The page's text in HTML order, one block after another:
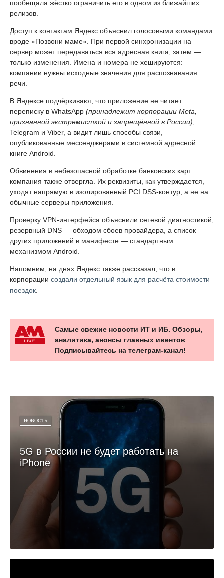
пообещала жёстко ограничить его в одном из ближайших
релизов.
Доступ к контактам Яндекс объяснил голосовыми командами
вроде «Позвони маме». При первой синхронизации на
сервер может передаваться вся адресная книга, затем —
только изменения. Имена и номера не хешируются:
компании нужны исходные значения для распознавания
речи.
В Яндексе подчёркивают, что приложение не читает
переписку в WhatsApp (принадлежит корпорации Meta,
признанной экстремисткой и запрещённой в России),
Telegram и Viber, а видит лишь способы связи,
опубликованные мессенджерами в системной адресной
книге Android.
Обвинения в небезопасной обработке банковских карт
компания также отвергла. Их реквизиты, как утверждается,
уходят напрямую в изолированный PCI DSS-контур, а не на
обычные серверы приложения.
Проверку VPN-интерфейса объяснили сетевой диагностикой,
резервный DNS — обходом сбоев провайдера, а список
других приложений в манифесте — стандартным
механизмом Android.
Напомним, на днях Яндекс также рассказал, что в
корпорации создали отдельный язык для расчёта стоимости
поездок.
Самые свежие новости ИТ и ИБ. Обзоры,
аналитика, анонсы главных ивентов
Подписывайтесь на телеграм-канал!
НОВОСТЬ
5G в России не будет работать на
iPhone